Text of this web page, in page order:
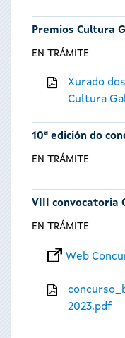
Premios Cultura
EN TRÁMITE
Xurado
Cultura
10ª edición do
EN TRÁMITE
VIII convocatoria
EN TRÁMITE
Web
2023.pdf